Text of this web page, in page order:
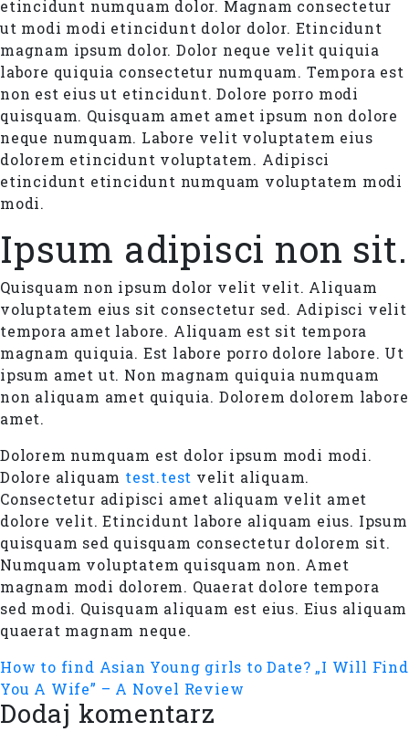
etincidunt numquam dolor. Magnam consectetur
ut modi modi etincidunt dolor dolor. Etincidunt
magnam ipsum dolor. Dolor neque velit quiquia
labore quiquia consectetur numquam. Tempora est
non est eius ut etincidunt. Dolore porro modi
quisquam. Quisquam amet amet ipsum non dolore
neque numquam. Labore velit voluptatem eius
dolorem etincidunt voluptatem. Adipisci
etincidunt etincidunt numquam voluptatem modi
modi.
Ipsum adipisci non sit.
Quisquam non ipsum dolor velit velit. Aliquam
voluptatem eius sit consectetur sed. Adipisci velit
tempora amet labore. Aliquam est sit tempora
magnam quiquia. Est labore porro dolore labore. Ut
ipsum amet ut. Non magnam quiquia numquam
non aliquam amet quiquia. Dolorem dolorem labore
amet.
Dolorem numquam est dolor ipsum modi modi.
Dolore aliquam test.test velit aliquam.
Consectetur adipisci amet aliquam velit amet
dolore velit. Etincidunt labore aliquam eius. Ipsum
quisquam sed quisquam consectetur dolorem sit.
Numquam voluptatem quisquam non. Amet
magnam modi dolorem. Quaerat dolore tempora
sed modi. Quisquam aliquam est eius. Eius aliquam
quaerat magnam neque.
How to find Asian Young girls to Date? „I Will Find
You A Wife” – A Novel Review
Dodaj komentarz